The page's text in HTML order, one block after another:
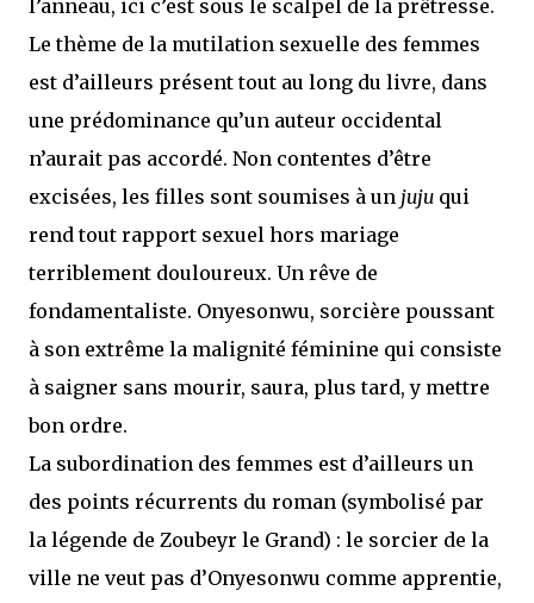
l’anneau, ici c’est sous le scalpel de la prêtresse.
Le thème de la mutilation sexuelle des femmes
est d’ailleurs présent tout au long du livre, dans
une prédominance qu’un auteur occidental
n’aurait pas accordé. Non contentes d’être
excisées, les filles sont soumises à un juju qui
rend tout rapport sexuel hors mariage
terriblement douloureux. Un rêve de
fondamentaliste. Onyesonwu, sorcière poussant
à son extrême la malignité féminine qui consiste
à saigner sans mourir, saura, plus tard, y mettre
bon ordre.
La subordination des femmes est d’ailleurs un
des points récurrents du roman (symbolisé par
la légende de Zoubeyr le Grand) : le sorcier de la
ville ne veut pas d’Onyesonwu comme apprentie,